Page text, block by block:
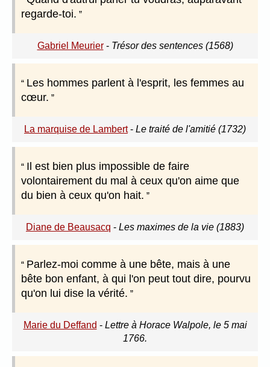
regarde-toi.
Gabriel Meurier- Trésor des sentences (1568)
Les hommes parlent à l'esprit, les femmes au
cœur.
La marquise de Lambert- Le traité de l'amitié (1732)
Il est bien plus impossible de faire
volontairement du mal à ceux qu'on aime que
du bien à ceux qu'on hait.
Diane de Beausacq - Les maximes de la vie (1883)
Parlez-moi comme à une bête, mais à une
bête bon enfant, à qui l'on peut tout dire, pourvu
qu'on lui dise la vérité.
Marie du Deffand - Lettre à Horace Walpole, le 5 mai
1766.